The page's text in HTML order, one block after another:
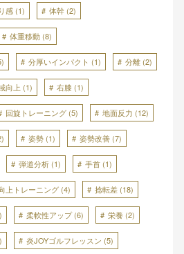
感 (1) 体幹 (2)
体重移動 (8)
分厚いインパクト (1) 分離 (2)
向上 (1) 右膝 (1)
回旋トレーニング (5) 地面反力 (12)
姿勢 (1) 姿勢改善 (7)
弾道分析 (1) 手首 (1)
上トレーニング (4) 捻転差 (18)
柔軟性アップ(6) 栄養 (2)
炎JOYゴルフレッスン (5)